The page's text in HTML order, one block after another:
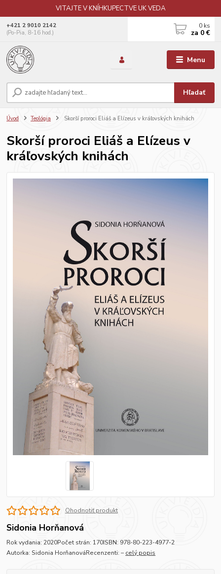
VITAJTE V KNÍHKUPECTVE UK VEDA
Menu
Hľadať
+421 2 9010 2142
(Po-Pia, 8-16 hod.)
0 ks
za 0 €
Úvod Teológia Skorší proroci Eliáš a Elízeus v kráľovských knihách
Skorší proroci Eliáš a Elízeus v
kráľovských knihách
Ohodnotiť produkt
Sidonia Horňanová
Rok vydania: 2020Počet strán: 170ISBN: 978-80-223-4977-2
Autorka: Sidonia HorňanováRecenzenti: – celý popis